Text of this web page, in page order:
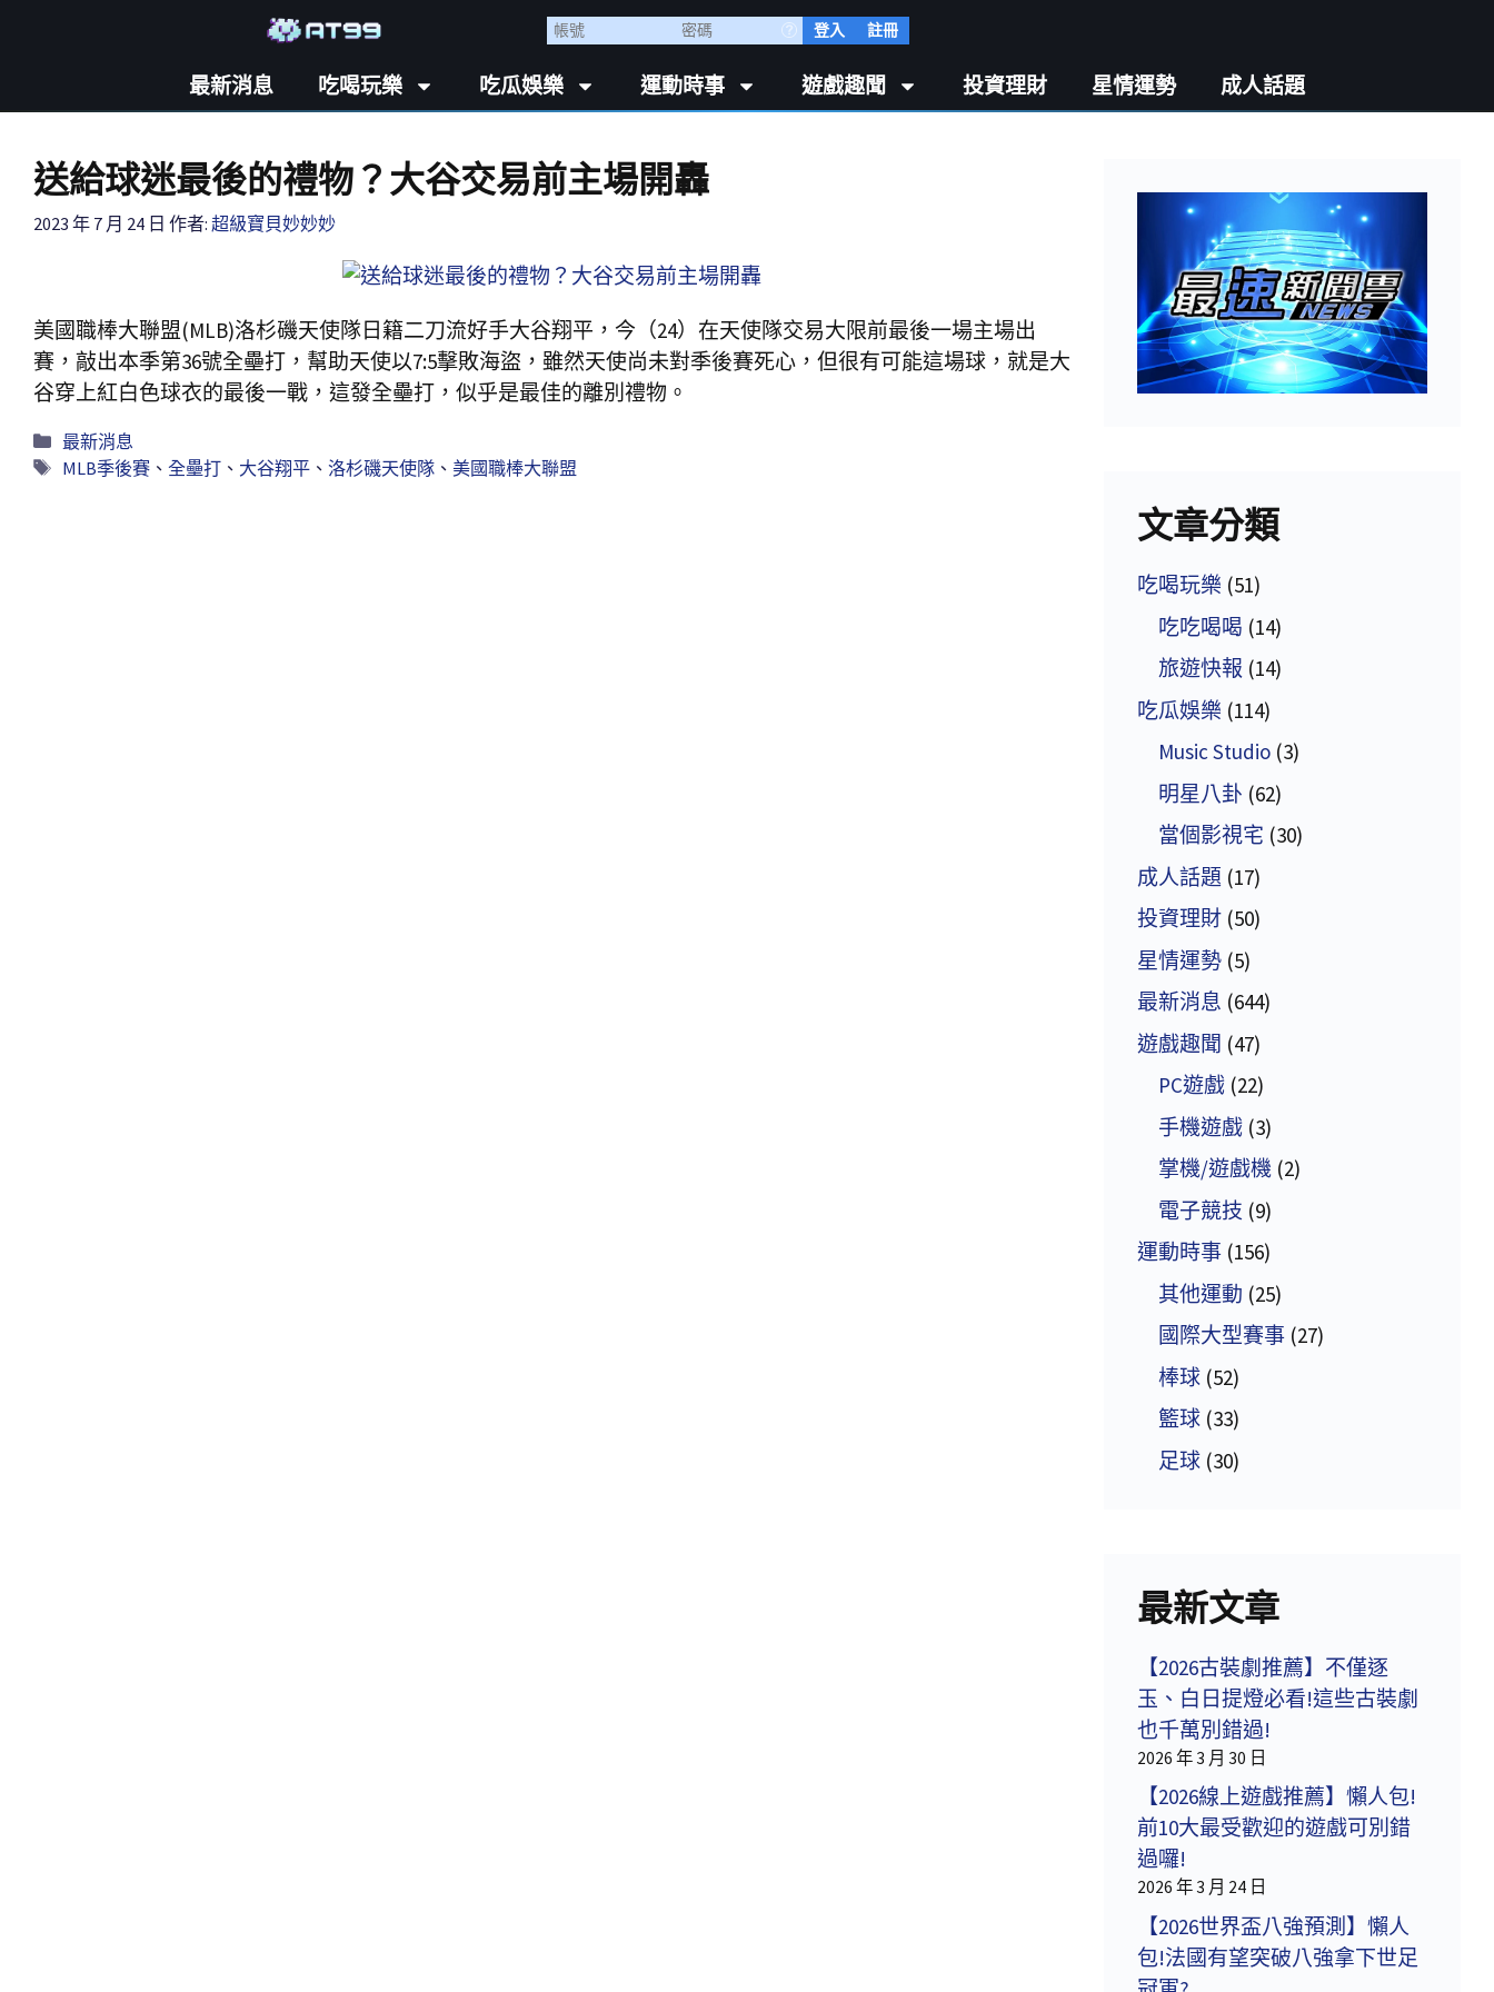
登入 註冊
最新消息 吃喝玩樂 吃瓜娛樂 運動時事 遊戲趣聞 投資理財 星情運勢 成人話題
送給球迷最後的禮物？大谷交易前主場開轟
2023 年 7 月 24 日 作者: 超級寶貝妙妙妙
美國職棒大聯盟(MLB)洛杉磯天使隊日籍二刀流好手大谷翔平，今（24）在天使隊交易大限前最後一場主場出
賽，敲出本季第36號全壘打，幫助天使以7:5擊敗海盜，雖然天使尚未對季後賽死心，但很有可能這場球，就是大
谷穿上紅白色球衣的最後一戰，這發全壘打，似乎是最佳的離別禮物。
最新消息
MLB季後賽、 全壘打、 大谷翔平、 洛杉磯天使隊、 美國職棒大聯盟
文章分類
吃喝玩樂 (51)
吃吃喝喝 (14)
旅遊快報 (14)
吃瓜娛樂 (114)
Music Studio (3)
明星八卦 (62)
當個影視宅 (30)
成人話題 (17)
投資理財 (50)
星情運勢 (5)
最新消息 (644)
遊戲趣聞 (47)
PC遊戲 (22)
手機遊戲 (3)
掌機/遊戲機 (2)
電子競技 (9)
運動時事 (156)
其他運動 (25)
國際大型賽事 (27)
棒球 (52)
籃球 (33)
足球 (30)
最新文章
【2026古裝劇推薦】不僅逐
玉、白日提燈必看!這些古裝劇
也千萬別錯過!
2026 年 3 月 30 日
【2026線上遊戲推薦】懶人包!
前10大最受歡迎的遊戲可別錯
過囉!
2026 年 3 月 24 日
【2026世界盃八強預測】懶人
包!法國有望突破八強拿下世足